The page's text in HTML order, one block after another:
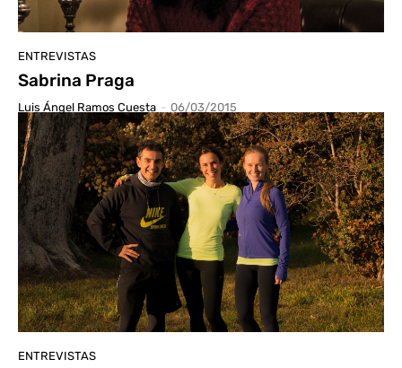
ENTREVISTAS
Sabrina Praga
Luis Ángel Ramos Cuesta - 06/03/2015
ENTREVISTAS